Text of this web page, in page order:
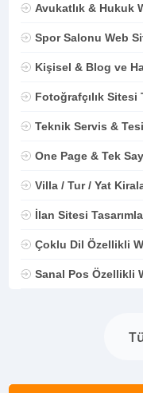
Avukatlık & Hukuk
Spor Salonu Web
Kişisel & Blog ve
Fotoğrafçılık Sitesi
Teknik Servis &
One Page & Tek
Villa / Tur / Yat
İlan Sitesi
Çoklu Dil Özellikli
Sanal Pos Özellikli